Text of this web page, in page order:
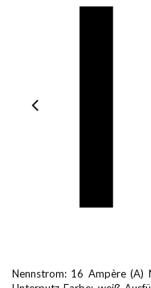
Nennstrom: 16 Ampère (A)